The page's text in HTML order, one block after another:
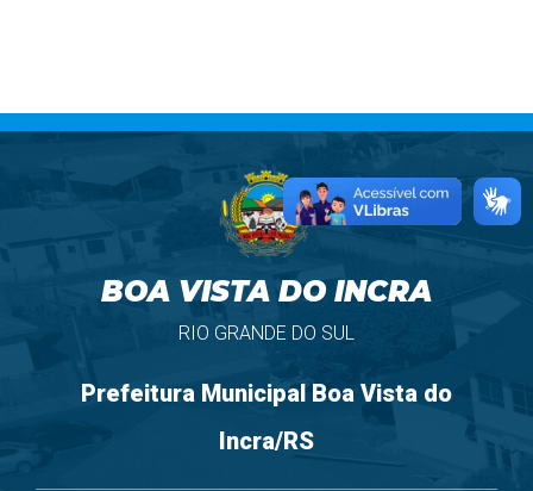
BOA VISTA DO INCRA
RIO GRANDE DO SUL
Prefeitura Municipal Boa Vista do
Incra/RS